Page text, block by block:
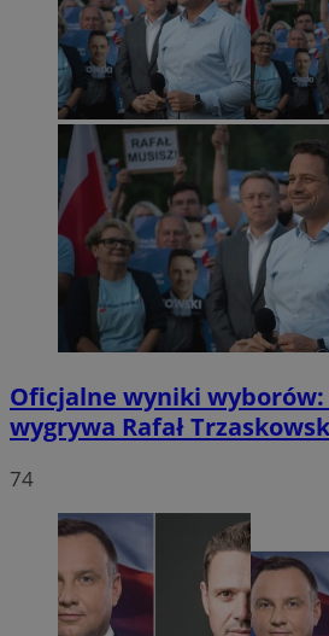
Oficjalne wyniki wyborów:
wygrywa Rafał
74